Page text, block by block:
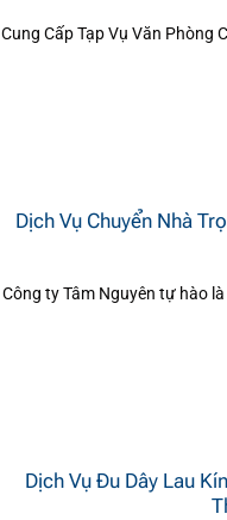
Cung Cấp Tạp Vụ Văn Phòng
Dịch Vụ Chuyển Nhà
Công ty Tâm Nguyên tự hào
Dịch Vụ Đu Dây Lau